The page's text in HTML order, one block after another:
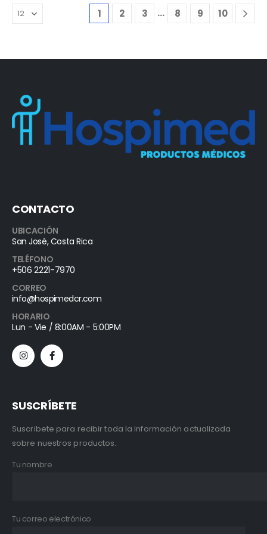
1 2 3 … 8 9 10
CONTACTO
UBICACIÓN
San José, Costa Rica
TELÉFONO
+506 2221-7970
CORREO
info@hospimedcr.com
HORARIO
Lun - Vie / 8:00AM - 5:00PM
SUSCRÍBETE
Suscribete para recibir toda la información actualizada
sobre nuestros productos.
Tu nombre
Tu correo electrónico